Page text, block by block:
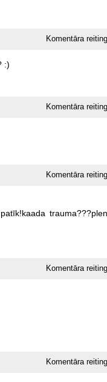
Komentāra
:)
Komentāra
Komentāra
patīk!kaada
Komentāra
Komentāra